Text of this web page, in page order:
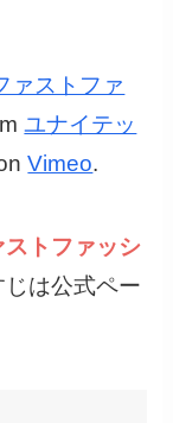
ァストファ
ユナイテッ
Vimeo.
トファッシ
は公式ペー